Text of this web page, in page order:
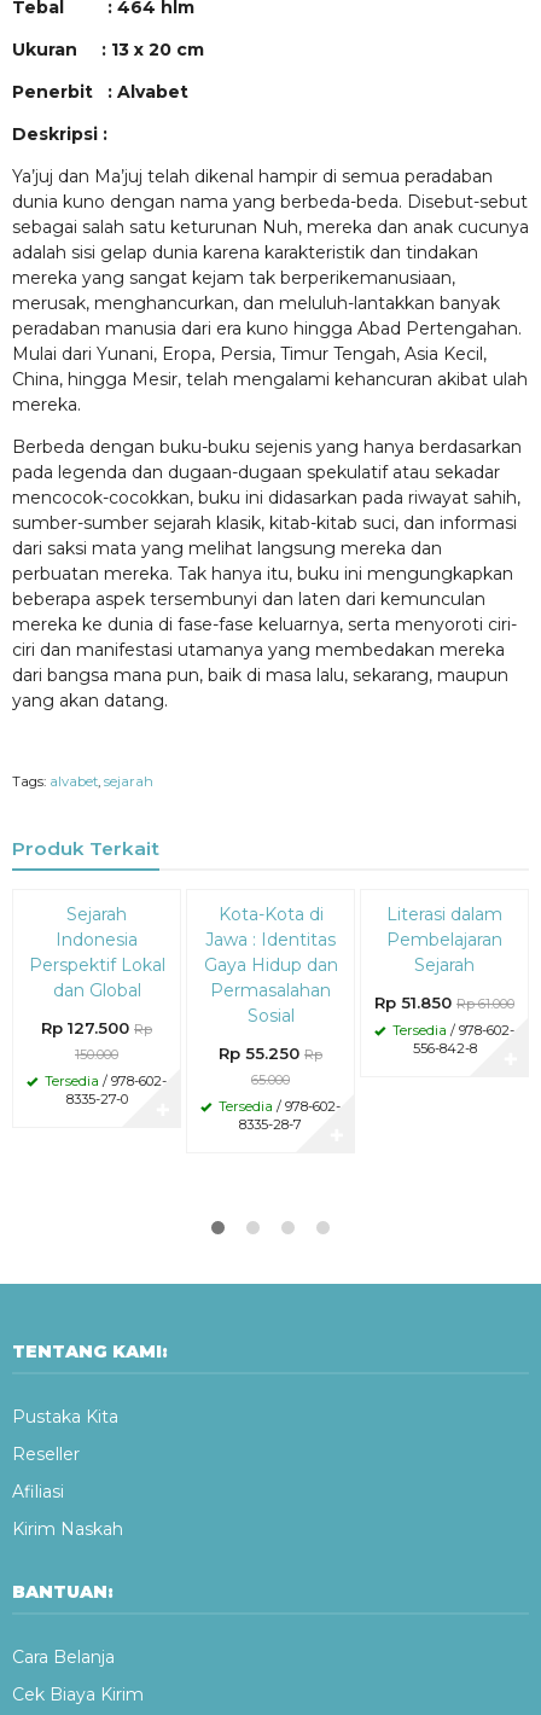
Tebal : 464 hlm
Ukuran : 13 x 20 cm
Penerbit : Alvabet
Deskripsi :
Ya’juj dan Ma’juj telah dikenal hampir di semua peradaban
dunia kuno dengan nama yang berbeda-beda. Disebut-sebut
sebagai salah satu keturunan Nuh, mereka dan anak cucunya
adalah sisi gelap dunia karena karakteristik dan tindakan
mereka yang sangat kejam tak berperikemanusiaan,
merusak, menghancurkan, dan meluluh-lantakkan banyak
peradaban manusia dari era kuno hingga Abad Pertengahan.
Mulai dari Yunani, Eropa, Persia, Timur Tengah, Asia Kecil,
China, hingga Mesir, telah mengalami kehancuran akibat ulah
mereka.
Berbeda dengan buku-buku sejenis yang hanya berdasarkan
pada legenda dan dugaan-dugaan spekulatif atau sekadar
mencocok-cocokkan, buku ini didasarkan pada riwayat sahih,
sumber-sumber sejarah klasik, kitab-kitab suci, dan informasi
dari saksi mata yang melihat langsung mereka dan
perbuatan mereka. Tak hanya itu, buku ini mengungkapkan
beberapa aspek tersembunyi dan laten dari kemunculan
mereka ke dunia di fase-fase keluarnya, serta menyoroti ciri-
ciri dan manifestasi utamanya yang membedakan mereka
dari bangsa mana pun, baik di masa lalu, sekarang, maupun
yang akan datang.
Tags: alvabet, sejarah
Produk Terkait
Sejarah
Indonesia
Perspektif Lokal
dan Global
Rp 127.500 Rp
150.000
Tersedia / 978-602-
8335-27-0
Diskon
15%Kota-Kota di
Jawa : Identitas
Gaya Hidup dan
Permasalahan
Sosial
Rp 55.250 Rp
65.000
Tersedia / 978-602-
8335-28-7
Diskon
15%Literasi dalam
Pembelajaran
Sejarah
Rp 51.850 Rp 61.000
Tersedia / 978-602-
556-842-8
TENTANG KAMI:
Pustaka Kita
Reseller
Afiliasi
Kirim Naskah
BANTUAN:
Cara Belanja
Cek Biaya Kirim